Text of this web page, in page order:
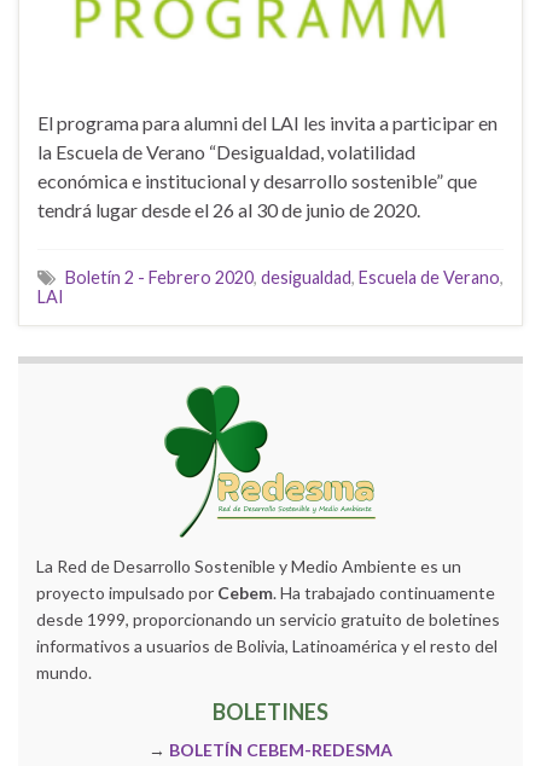
El programa para alumni del LAI les invita a participar en
la Escuela de Verano “Desigualdad, volatilidad
económica e institucional y desarrollo sostenible” que
tendrá lugar desde el 26 al 30 de junio de 2020.
Boletín 2 - Febrero 2020, desigualdad, Escuela de Verano,
LAI
La Red de Desarrollo Sostenible y Medio Ambiente es un
proyecto impulsado por Cebem. Ha trabajado continuamente
desde 1999, proporcionando un servicio gratuito de boletines
informativos a usuarios de Bolivia, Latinoamérica y el resto del
mundo.
BOLETINES
→ BOLETÍN CEBEM-REDESMA